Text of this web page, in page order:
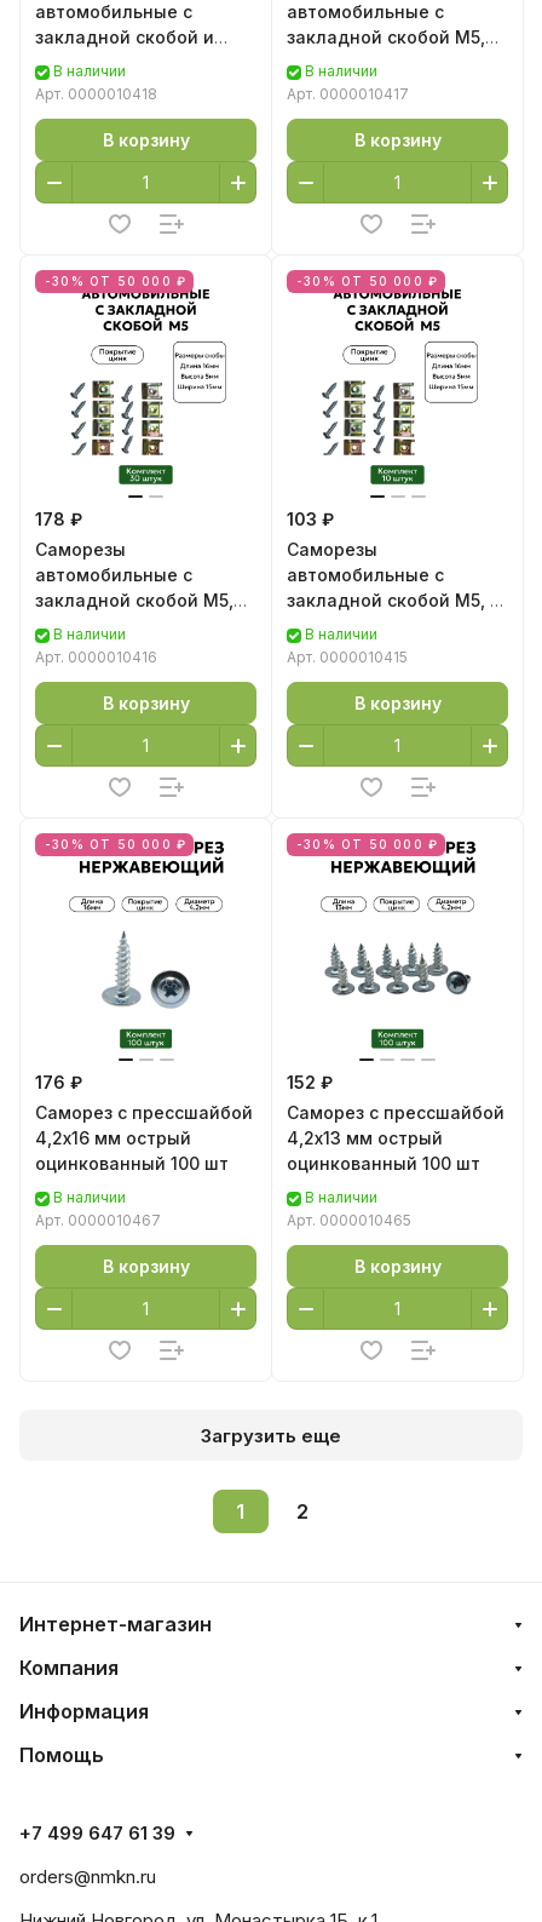
автомобильные с
закладной скобой и
шайбой М5, 10 шт
В наличии
Арт. 0000010418
В корзину
автомобильные с
закладной скобой М5,
100 шт
В наличии
Арт. 0000010417
В корзину
-30% ОТ 50 000 ₽
178 ₽
Саморезы
автомобильные с
закладной скобой М5,
30 штВ наличии
Арт. 0000010416
В корзину
-30% ОТ 50 000 ₽
103 ₽
Саморезы
автомобильные с
закладной скобой М5, 10
штВ наличии
Арт. 0000010415
В корзину
-30% ОТ 50 000 ₽
176 ₽
Саморез с прессшайбой
4,2х16 мм острый
оцинкованный 100 шт
В наличии
Арт. 0000010467
В корзину
-30% ОТ 50 000 ₽
152 ₽
Саморез с прессшайбой
4,2х13 мм острый
оцинкованный 100 шт
В наличии
Арт. 0000010465
В корзину
Загрузить еще
1 2
Интернет-магазин
Компания
Информация
Помощь
+7 499 647 61 39
orders@nmkn.ru